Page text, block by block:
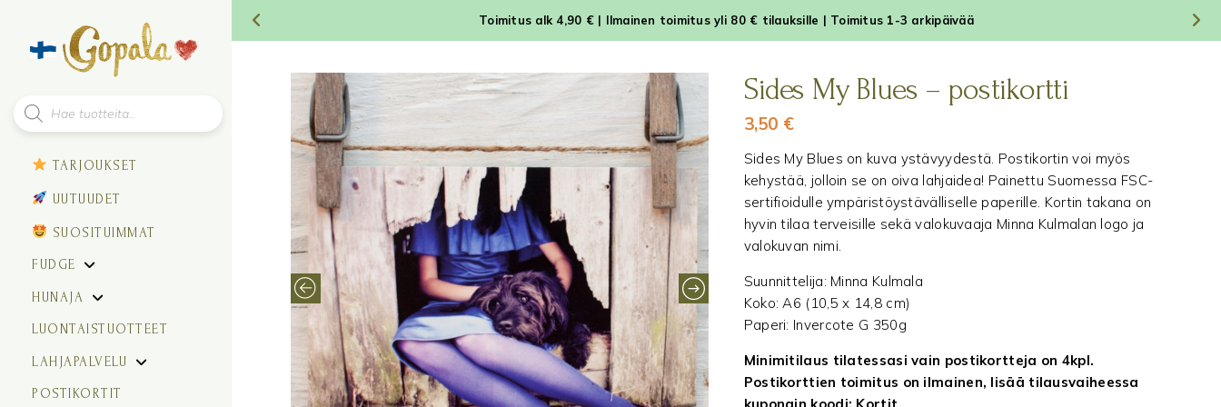
Toimitus alk 4,90 € | Ilmainen toimitus yli 80 € tilauksille | Toimitus 1-3 arkipäivää
Products
search
TARJOUKSET
UUTUUDET
SUOSITUIMMAT
FUDGE
HUNAJA
LUONTAISTUOTTEET
LAHJAPALVELU
POSTIKORTIT
Sides My Blues – postikortti
3,50 €
Sides My Blues on kuva ystävyydestä. Postikortin voi myös
kehystää, jolloin se on oiva lahjaidea! Painettu Suomessa FSC-
sertifioidulle ympäristöystävälliselle paperille. Kortin takana on
hyvin tilaa terveisille sekä valokuvaaja Minna Kulmalan logo ja
valokuvan nimi.
Suunnittelija: Minna Kulmala
Koko: A6 (10,5 x 14,8 cm)
Paperi: Invercote G 350g
Minimitilaus tilatessasi vain postikortteja on 4kpl.
Postikorttien toimitus on ilmainen, lisää tilausvaiheessa
kupongin koodi: Kortit